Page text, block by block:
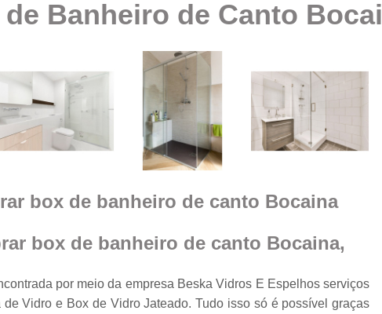
em
para
de
com
de
Box Vidro
Box
Box
Box de Vidro
Box de Vidro
Box para
Cobertura de
Banheiro de Canto
box de banheiro de canto Bocaina
box de banheiro de canto Bocaina,
por meio da empresa Beska Vidros E Espelhos serviços
Vidro e Box de Vidro Jateado. Tudo isso só é possível graças